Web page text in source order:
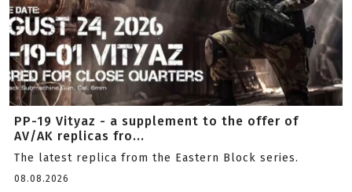
PP-19 Vityaz - a supplement to the offer of
AV/AK replicas fro...
The latest replica from the Eastern Block series.
08.08.2026